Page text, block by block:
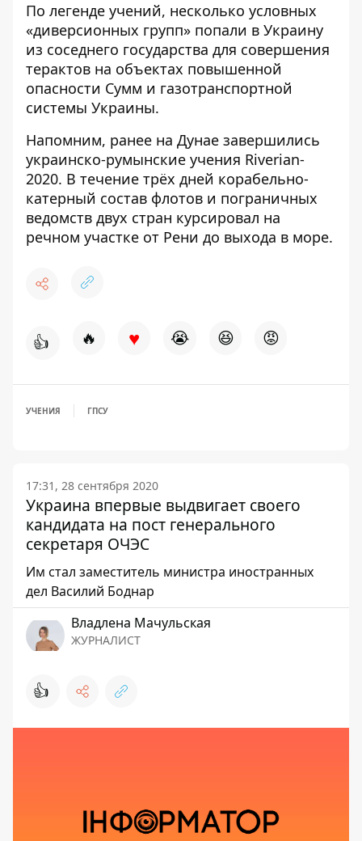
По легенде учений, несколько условных
«диверсионных групп» попали в Украину
из соседнего государства для совершения
терактов на объектах повышенной
опасности Сумм и газотранспортной
системы Украины.
Напомним, ранее на Дунае завершились
украинско-румынские учения Riverian-
2020. В течение трёх дней корабельно-
катерный состав флотов и пограничных
ведомств двух стран курсировал на
речном участке от Рени до выхода в море.
👍 🔥 ♥ 😭 😆 😡
УЧЕНИЯ ГПСУ
17:31, 28 сентября 2020
Украина впервые выдвигает своего
кандидата на пост генерального
секретаря ОЧЭС
Им стал заместитель министра иностранных
дел Василий Боднар
Владлена Мачульская
ЖУРНАЛИСТ
👍